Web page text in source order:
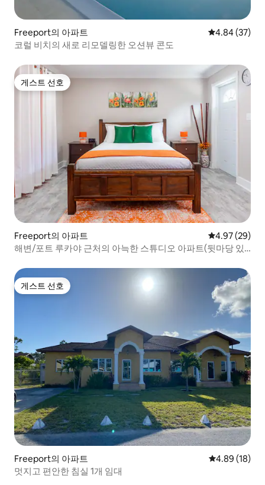
Freeport의 아파트 평점 4.84점(5
4.84 (37)
코럴 비치의 새로 리모델링한 오션뷰 콘도
게스트 선호
게스트 선호
Freeport의 아파트 평점 4.97점(5
4.97 (29)
해변/포트 루카야 근처의 아늑한 스튜디오 아파트(뒷마당 있
게스트 선호
게스트 선호
Freeport의 아파트 평점 4.89점(5
4.89 (18)
멋지고 편안한 침실 1개 임대